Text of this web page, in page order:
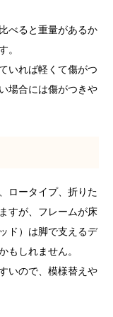
べると重量があるか
。
いれば軽くて傷がつ
場合には傷がつきや
ロータイプ、折りた
すが、フレームが床
ド）は脚で支えるデ
もしれません。
いので、模様替えや